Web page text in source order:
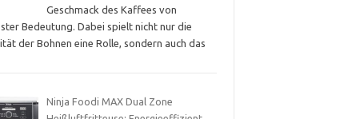
Geschmack des Kaffees von
Bedeutung. Dabei spielt nicht nur die
der Bohnen eine Rolle, sondern auch das
Ninja Foodi MAX Dual Zone